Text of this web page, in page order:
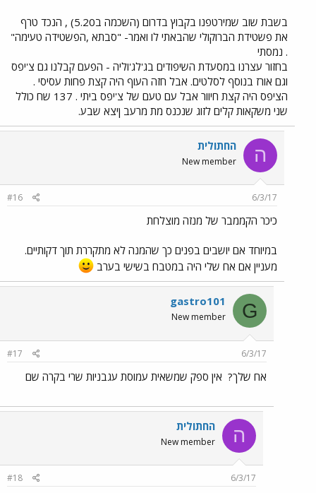
בשבת שוב שמירטפנו בקבוץ בדרום (השכמה ב5.20) , הנכד טרף
את פשטידת הברוקולי שהבאתי לו ואמר- "סבתא ,הפשטידה טעימה"
. נמסתי
בחזור עצרנו במסעדת השיפודים בג'לג'וליה - הפעם קבלנו גם צ'יפס
וגם אורז בנוסף לסלטים. אבל חזה העוף היה קצת פחות עסיסי .
הציפס היה קצת חיוור אבל עם טעם של צ'יפס ביתי . 137 שח כולל
שני משקאות קלים לזוג שנכנס מת מרעב ןיצא שבע.
ה החתולית
New member
6/3/17
#16
כיכר הקממבר של מנזה מוצלחת
במיוחד אם יושבים בפנים כך שהמנה לא מתקררת תוך דקותיים.
מעניין אם אח שלי היה במטבח בשישי בערב
G
gastro101
New member
6/3/17
#17
אח שלך? אין ספק שמשאית עמוסת עגבניות שרי בקרה שם
ה החתולית
New member
6/3/17
#18